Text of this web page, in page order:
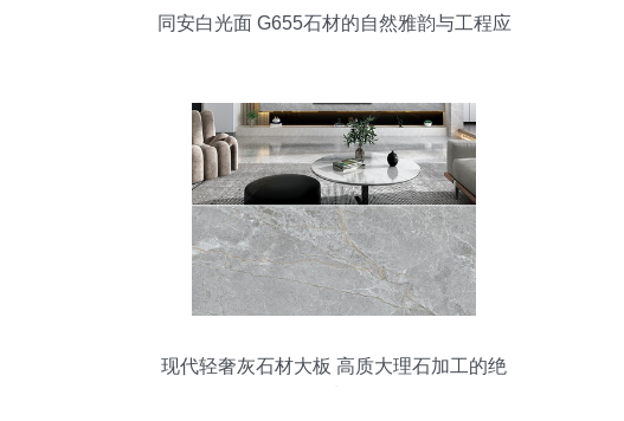
同安白光面 G655石材的自然雅韵与工程应
现代轻奢灰石材大板 高质大理石加工的绝